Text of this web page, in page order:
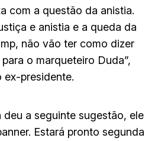
com a questão da anistia.
e anistia e a queda da
não vão ter como dizer
o marqueteiro Duda”,
ex-presidente.
deu a seguinte sugestão, ele
Estará pronto segunda